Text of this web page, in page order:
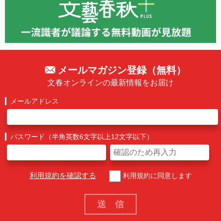
メールマガジン登録（無料）
文春オンラインの最新情報をお届け
メールアドレス
パスワード（半角英数6文字以上12文字以下）
利用規約を確認する 利用規約に同意します